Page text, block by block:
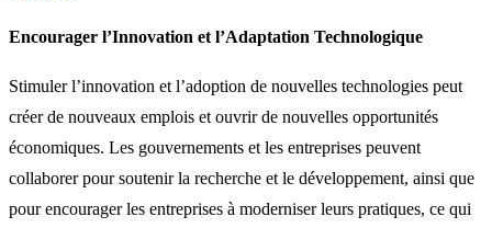
Encourager l’Innovation et l’Adaptation Technologique
Stimuler l’innovation et l’adoption de nouvelles technologies peut
créer de nouveaux emplois et ouvrir de nouvelles opportunités
économiques. Les gouvernements et les entreprises peuvent
collaborer pour soutenir la recherche et le développement, ainsi que
pour encourager les entreprises à moderniser leurs pratiques, ce qui